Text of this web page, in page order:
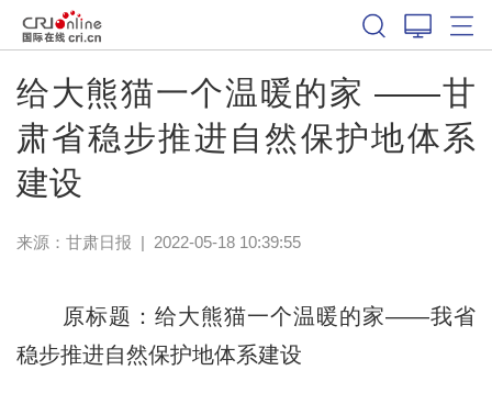
给大熊猫一个温暖的家 ——甘
肃省稳步推进自然保护地体系
建设
来源： 甘肃日报 | 2022-05-18 10:39:55
原标题：给大熊猫一个温暖的家——我省
稳步推进自然保护地体系建设